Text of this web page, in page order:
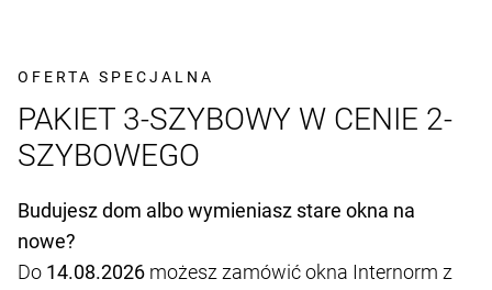
OFERTA SPECJALNA
PAKIET 3-SZYBOWY W CENIE 2-
SZYBOWEGO
Budujesz dom albo wymieniasz stare okna na
nowe?
Do 14.08.2026 możesz zamówić okna Internorm z